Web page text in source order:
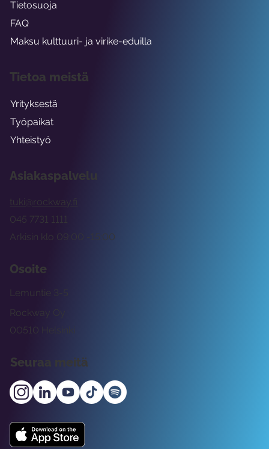
Asiakaspalvelu
tuki@rockway.fi
Arkisin klo 09:00 -15:00
045 7731 1111
Osoite
Rockway Oy
Lemuntie 3-5
00510 Helsinki
Seuraa meitä
Tietosuoja
FAQ
Maksu kulttuuri- ja virike-eduilla
Tietoa meistä
Yrityksestä
Työpaikat
Yhteistyö